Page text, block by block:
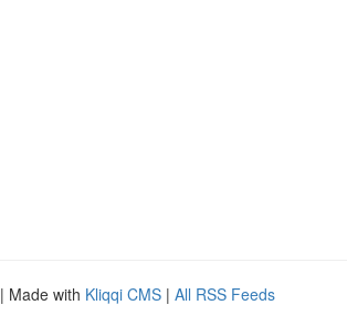
| Made with Kliqqi CMS | All RSS Feeds